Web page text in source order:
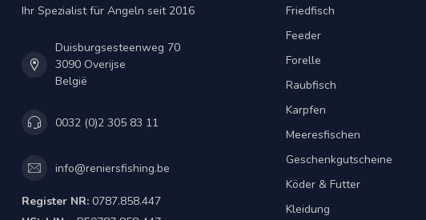
Ihr Spezialist für Angeln seit 2016
Duisburgsesteenweg 70
3090 Overijse
België
0032 (0)2 305 83 11
info@reniersfishing.be
Register NR: 0787.858.447
Friedfisch
Feeder
Forelle
Raubfisch
Karpfen
Meeresfischen
Geschenkgutscheine
Köder & Futter
Kleidung